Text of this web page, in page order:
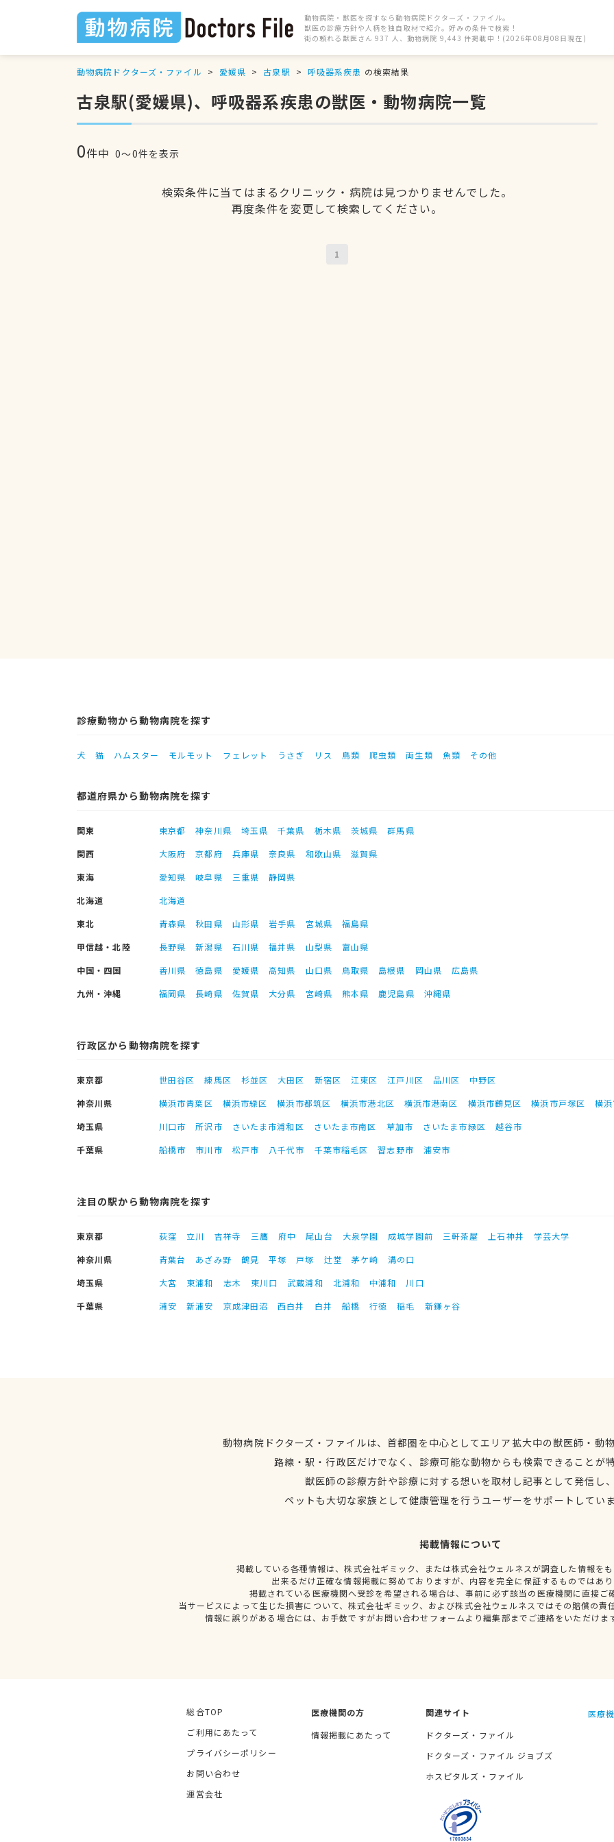
動物病院・獣医を探すなら動物病院ドクターズ・ファイル。
獣医の診療方針や人柄を独自取材で紹介。好みの条件で検索！
街の頼れる獣医さん 937 人、動物病院 9,443 件掲載中！(2026年08月08日現在)
動物病院ドクターズ・ファイル 愛媛県 古泉駅 呼吸器系疾患 の検索結果
古泉駅(愛媛県)、呼吸器系疾患の獣医・動物病院一覧
0件中 0〜0件を表示
検索条件に当てはまるクリニック・病院は見つかりませんでした。
再度条件を変更して検索してください。
1
診療動物から動物病院を探す
犬 猫 ハムスター モルモット フェレット うさぎ リス 鳥類 爬虫類 両生類 魚類 その他
都道府県から動物病院を探す
関東 東京都 神奈川県 埼玉県 千葉県 栃木県 茨城県
群馬県
関西
大阪府 京都府 兵庫県 奈良県 和歌山県
滋賀県
東海
愛知県 岐阜県 三重県
静岡県
北海道
北海道
東北
青森県 秋田県 山形県 岩手県 宮城県
福島県
甲信越・北陸
長野県 新潟県 石川県 福井県 山梨県
富山県
中国・四国
香川県 徳島県 愛媛県 高知県 山口県 鳥取県 島根県 岡山県
広島県
九州・沖縄
福岡県 長崎県 佐賀県 大分県 宮崎県 熊本県 鹿児島県 沖縄県
行政区から動物病院を探す
東京都 世田谷区 練馬区 杉並区 大田区 新宿区 江東区 江戸川区 品川区
中野区
神奈川県
横浜市青葉区 横浜市緑区 横浜市都筑区 横浜市港北区 横浜市港南区 横浜市鶴見区 横浜市戸塚区
横
埼玉県
川口市 所沢市 さいたま市浦和区 さいたま市南区 草加市 さいたま市緑区
越谷市
千葉県
船橋市 市川市 松戸市 八千代市 千葉市稲毛区 習志野市 浦安市
注目の駅から動物病院を探す
東京都 荻窪 立川 吉祥寺 三鷹 府中 尾山台 大泉学園 成城学園前 三軒茶屋 上石神井
学芸大学
神奈川県
青葉台 あざみ野 鶴見 平塚 戸塚 辻堂 茅ケ崎
溝の口
埼玉県
大宮 東浦和 志木 東川口 武蔵浦和 北浦和 中浦和
川口
千葉県
浦安 新浦安 京成津田沼 西白井 白井 船橋 行徳 稲毛 新鎌ヶ谷
動物病院ドクターズ・ファイルは、首都圏を中心としてエリア拡大中の獣医師・動
路線・駅・行政区だけでなく、診療可能な動物からも検索できることが
獣医師の診療方針や診療に対する想いを取材し記事として発信し
ペットも大切な家族として健康管理を行うユーザーをサポートしてい
掲載情報について
掲載している各種情報は、株式会社ギミック、または株式会社ウェルネスが調査した情報を
出来るだけ正確な情報掲載に努めておりますが、内容を完全に保証するものではあ
掲載されている医療機関へ受診を希望される場合は、事前に必ず該当の医療機関に直接ご
当サービスによって生じた損害について、株式会社ギミック、および株式会社ウェルネスではその賠償の責
情報に誤りがある場合には、お手数ですがお問い合わせフォームより編集部までご連絡をいただけま
総合TOP
ご利用にあたって
プライバシーポリシー
お問い合わせ
運営会社
医療機関の方
情報掲載にあたって
関連サイト
ドクターズ・ファイル
ドクターズ・ファイル ジョブズ
ホスピタルズ・ファイル
医療